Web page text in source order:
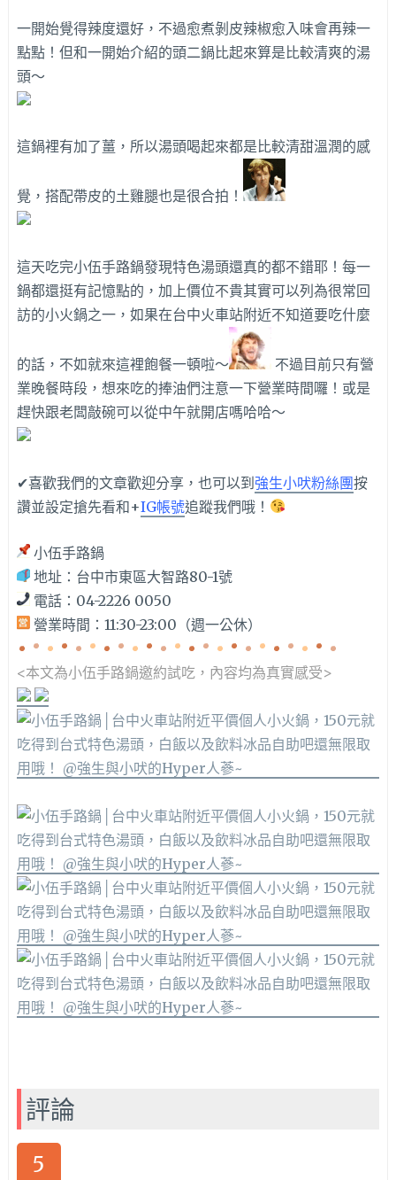
一開始覺得辣度還好，不過愈煮剝皮辣椒愈入味會再辣一
點點！但和一開始介紹的頭二鍋比起來算是比較清爽的湯
頭～
這鍋裡有加了薑，所以湯頭喝起來都是比較清甜溫潤的感
覺，搭配帶皮的土雞腿也是很合拍！
這天吃完小伍手路鍋發現特色湯頭還真的都不錯耶！每一
鍋都還挺有記憶點的，加上價位不貴其實可以列為很常回
訪的小火鍋之一，如果在台中火車站附近不知道要吃什麼
的話，不如就來這裡飽餐一頓啦～
不過目前只有營
業晚餐時段，想來吃的捧油們注意一下營業時間囉！或是
趕快跟老闆敲碗可以從中午就開店嗎哈哈～
✔喜歡我們的文章歡迎分享，也可以到強生小吠粉絲團按
讚並設定搶先看和+IG帳號追蹤我們哦！
小伍手路鍋
地址：台中市東區大智路80-1號
電話：04-2226 0050
營業時間：11:30-23:00（週一公休）
<本文為小伍手路鍋邀約試吃，內容均為真實感受>
評論
5